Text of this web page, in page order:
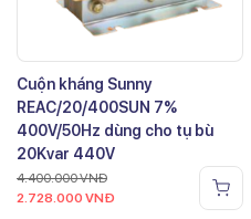
Cuộn kháng Sunny
REAC/20/400SUN 7%
400V/50Hz dùng cho tụ bù
20Kvar 440V
4.400.000VNĐ
2.728.000 VNĐ